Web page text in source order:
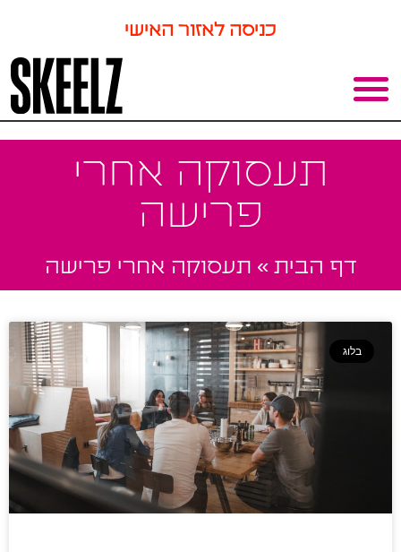
כניסה לאזור האישי
תעסוקה אחרי
פרישה
דף הבית » תעסוקה אחרי פרישה
בלוג